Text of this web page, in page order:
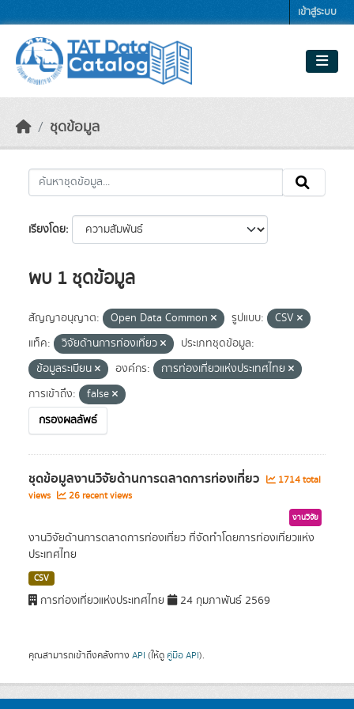
เข้าสู่ระบบ
ชุดข้อมูล
เรียงโดย
พบ 1 ชุดข้อมูล
สัญญาอนุญาต: Open Data Common รูปแบบ:
CSV
แท็ค:
วิจัยด้านการท่องเที่ยว
ประเภทชุดข้อมูล:
ข้อมูลระเบียน
องค์กร:
การท่องเที่ยวแห่งประเทศไทย
การเข้าถึง:
false
กรองผลลัพธ์
ชุดข้อมูลงานวิจัยด้านการตลาดการท่องเที่ยว
1714 total
views
26 recent views
งานวิจัย
งานวิจัยด้านการตลาดการท่องเที่ยว ที่จัดทำโดยการท่องเที่ยวแห่ง
ประเทศไทย
CSV
การท่องเที่ยวแห่งประเทศไทย 24 กุมภาพันธ์ 2569
คุณสามารถเข้าถึงคลังทาง API (ให้ดู คู่มือ API).